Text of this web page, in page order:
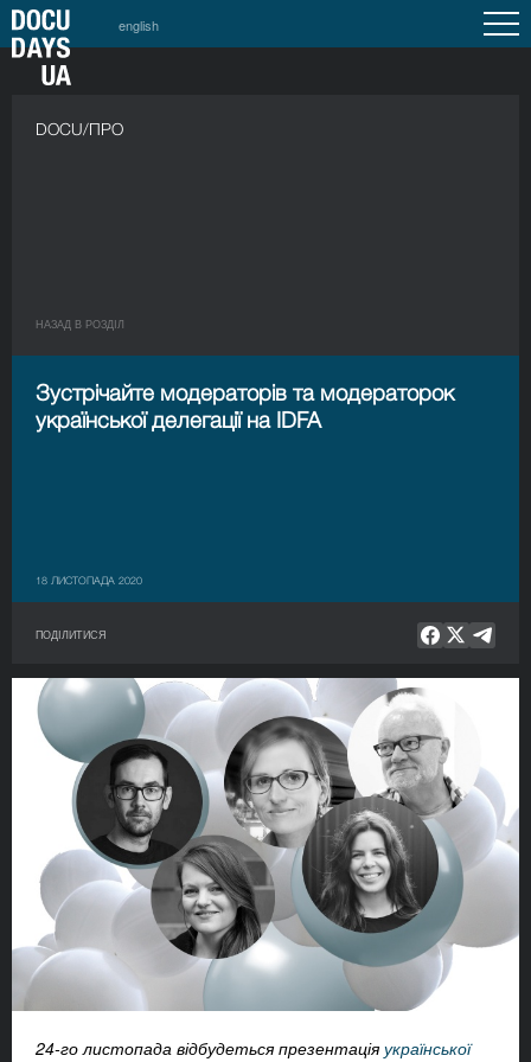
english
DOCU/ПРО
НАЗАД В РОЗДIЛ
Зустрічайте модераторів та модераторок
української делегації на IDFA
18 ЛИСТОПАДА 2020
ПОДІЛИТИСЯ
24-го листопада відбудеться презентаціяукраїнської